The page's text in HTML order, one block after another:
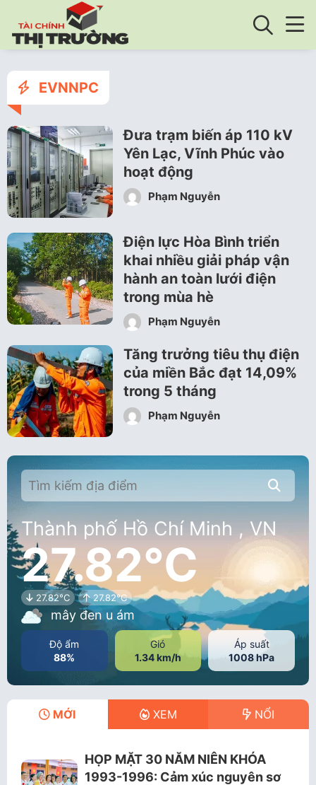
EVNNPC
Đưa trạm biến áp 110 kV
Yên Lạc, Vĩnh Phúc vào
hoạt động
Phạm Nguyễn
Điện lực Hòa Bình triển
khai nhiều giải pháp vận
hành an toàn lưới điện
trong mùa hè
Phạm Nguyễn
Tăng trưởng tiêu thụ điện
của miền Bắc đạt 14,09%
trong 5 tháng
Phạm Nguyễn
Thành phố Hồ Chí Minh , VN
27.82°C
27.82°C 27.82°C
mây đen u ám
Độ ẩm
88%
Gió
1.34 km/h
Áp suất
1008 hPa
MỚI XEM NỔI
HỌP MẶT 30 NĂM NIÊN KHÓA
1993-1996: Cảm xúc nguyên sơ